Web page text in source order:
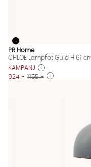
CHLOE Lampfot Guld
CHLOE Lampfot Guld H 61 cm
PR Home
CHLOE Lampfot Guld H 61
KAMPANJ
924 :- 1155 :-